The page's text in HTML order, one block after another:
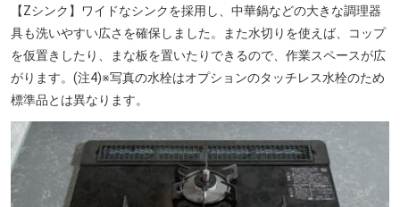
【Zシンク】ワイドなシンクを採用し、中華鍋などの大きな調理器
具も洗いやすい広さを確保しました。また水切りを使えば、コップ
を仮置きしたり、まな板を置いたりできるので、作業スペースが広
がります。(注4)※写真の水栓はオプションのタッチレス水栓のため
標準品とは異なります。